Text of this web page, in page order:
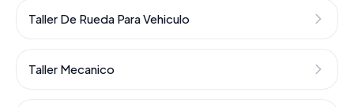
Taller De Rueda Para Vehiculo
Taller Mecanico